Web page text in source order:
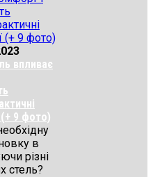
впливає
9 фото)
в
різні
стель?